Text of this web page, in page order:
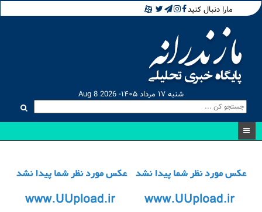
مارا دنبال کنید
شنبه ۱۷ مرداد ۱۴۰۵- Aug 8 2026